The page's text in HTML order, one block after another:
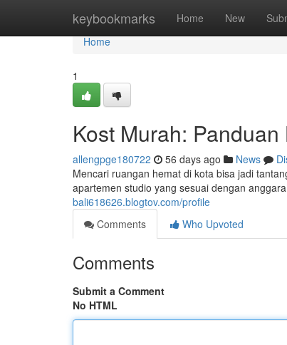
keybookmarks Home New
Home
Home
1
Kost Murah:
allengpge180722 56 days ago News
Mencari ruangan hemat di kota bisa jadi
apartemen studio yang sesuai dengan
bali618626.blogtov.com/profile
Comments
Who Upvoted
Comments
Submit a Comment
No HTML